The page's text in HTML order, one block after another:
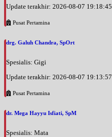
Update terakhir: 2026-08-07 19:18:45
Pusat Pertamina
drg. Galuh Chandra, SpOrt
Spesialis: Gigi
Update terakhir: 2026-08-07 19:13:57
Pusat Pertamina
dr. Mega Hayyu Isfiati, SpM
Spesialis: Mata